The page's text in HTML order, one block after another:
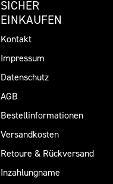
SICHER
EINKAUFEN
Kontakt
Impressum
Datenschutz
AGB
Bestellinformationen
Versandkosten
Retoure & Rückversand
Inzahlungname